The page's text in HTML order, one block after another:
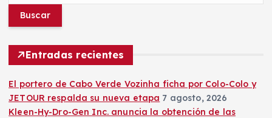
c
:
Entradas recientes
El portero de Cabo Verde Vozinha ficha por Colo-Colo y
JETOUR respalda su nueva etapa 7 agosto, 2026
Kleen-Hy-Dro-Gen Inc. anuncia la obtención de las